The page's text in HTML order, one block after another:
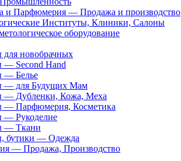
и Парфюмерия — Продажа и производство
Институты, Клиники, Салоны
оборудование
новобрачных
— Second Hand
— Белье
— для Будущих Мам
— Дубленки, Кожа, Меха
— Парфюмерия, Косметика
— Рукоделие
— Ткани
бутики — Одежда
— Продажа, Производство